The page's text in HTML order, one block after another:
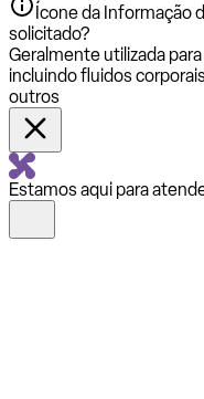
Ícone da Informação
solicitado?
Geralmente utilizada
incluindo fluidos
outros
Estamos aqui para